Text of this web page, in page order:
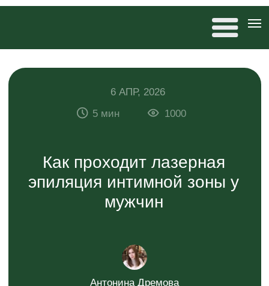
Как проходит лазерная
Антонина Дремова
редактор 20×80, автор статей